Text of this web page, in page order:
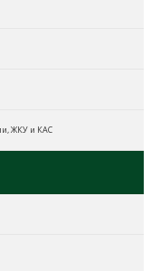
ЖКУ и КАС